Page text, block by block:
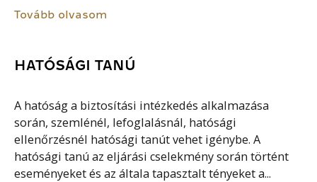
Tovább olvasom
HATÓSÁGI TANÚ
A hatóság a biztosítási intézkedés alkalmazása
során, szemlénél, lefoglalásnál, hatósági
ellenőrzésnél hatósági tanút vehet igénybe. A
hatósági tanú az eljárási cselekmény során történt
eseményeket és az általa tapasztalt tényeket a...